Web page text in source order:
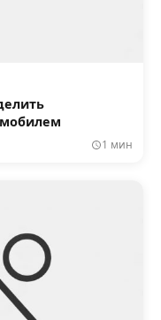
1 мин